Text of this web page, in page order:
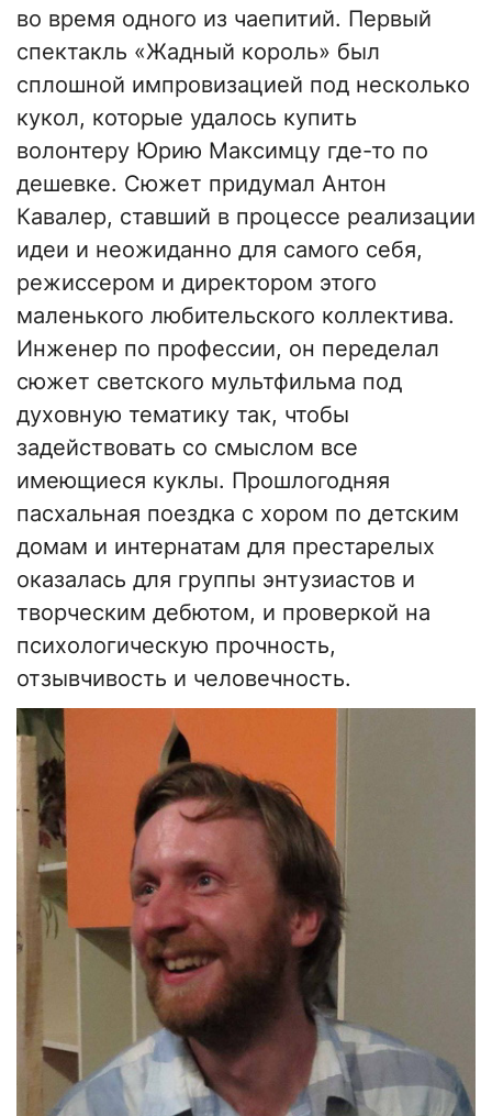
во время одного из чаепитий. Первый
спектакль «Жадный король» был
сплошной импровизацией под несколько
кукол, которые удалось купить
волонтеру Юрию Максимцу где-то по
дешевке. Сюжет придумал Антон
Кавалер, ставший в процессе реализации
идеи и неожиданно для самого себя,
режиссером и директором этого
маленького любительского коллектива.
Инженер по профессии, он переделал
сюжет светского мультфильма под
духовную тематику так, чтобы
задействовать со смыслом все
имеющиеся куклы. Прошлогодняя
пасхальная поездка с хором по детским
домам и интернатам для престарелых
оказалась для группы энтузиастов и
творческим дебютом, и проверкой на
психологическую прочность,
отзывчивость и человечность.